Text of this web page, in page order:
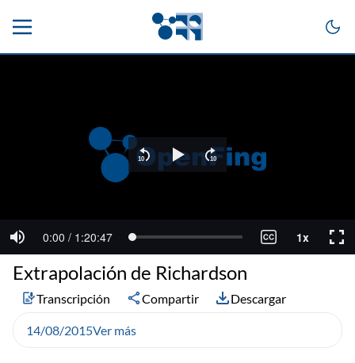
Extrapolación de Richardson
Transcripción Compartir Descargar
14/08/2015Ver más